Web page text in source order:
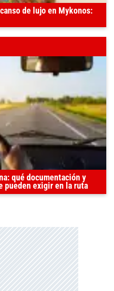
de lujo en Mykonos:
qué documentación y
pueden exigir en la ruta